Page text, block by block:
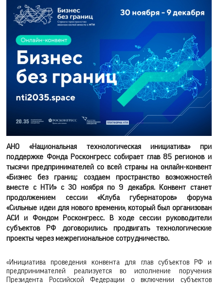
АНО «Национальная технологическая инициатива» при
поддержке Фонда Росконгресс собирает глав 85 регионов и
тысячи предпринимателей со всей страны на онлайн-конвент
«Бизнес без границ: создаем пространство возможностей
вместе с НТИ» с 30 ноября по 9 декабря. Конвент станет
продолжением сессии «Клуба губернаторов» форума
«Сильные идеи для нового времени», который был организован
АСИ и Фондом Росконгресс. В ходе сессии руководители
субъектов РФ договорились продвигать технологические
проекты через межрегиональное сотрудничество.
«Инициатива проведения конвента для глав субъектов РФ и
предпринимателей реализуется во исполнение поручения
Президента Российской Федерации о включении субъектов